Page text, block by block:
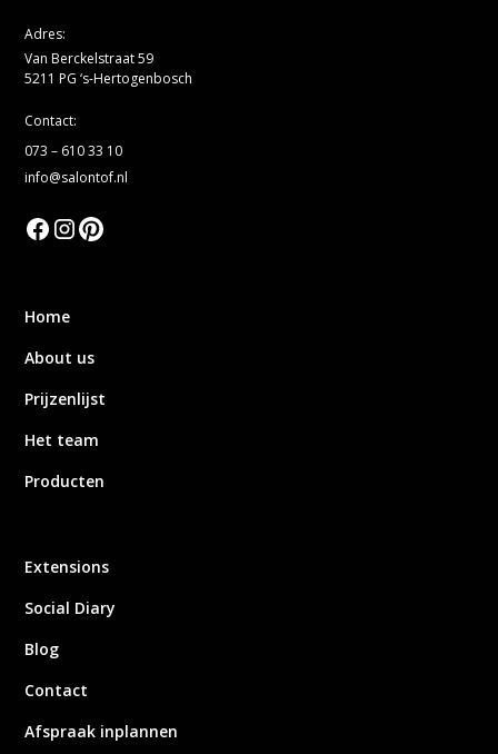
Adres:
Van Berckelstraat 59
5211 PG ‘s-Hertogenbosch
Contact:
073 – 610 33 10
info@salontof.nl
Home
About us
Prijzenlijst
Het team
Producten
Extensions
Social Diary
Blog
Contact
Afspraak inplannen